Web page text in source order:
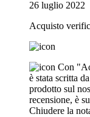
26 luglio 2022
Acquisto
Con
è stata scritta
prodotto sul
recensione, è
Chiudere la